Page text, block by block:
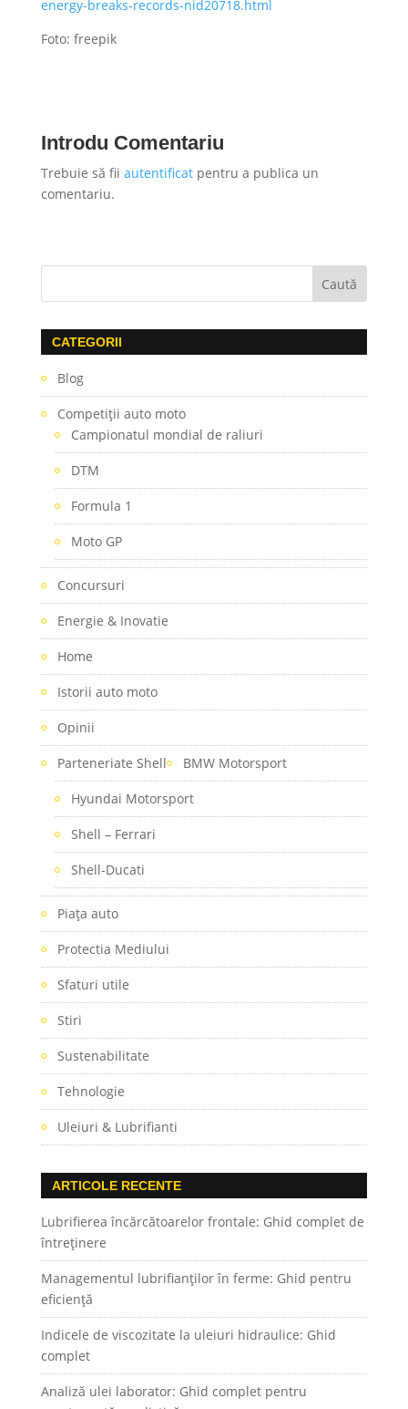
energy-breaks-records-nid20718.html
Foto: freepik
Introdu Comentariu
Trebuie să fii autentificatpentru a publica un
comentariu.
CATEGORII
Blog
Competiţii auto moto
Campionatul mondial de raliuri
DTM
Formula 1
Moto GP
Concursuri
Energie & Inovatie
Home
Istorii auto moto
Opinii
Parteneriate Shell BMW Motorsport
Hyundai Motorsport
Shell – Ferrari
Shell-Ducati
Piaţa auto
Protectia Mediului
Sfaturi utile
Stiri
Sustenabilitate
Tehnologie
Uleiuri & Lubrifianti
ARTICOLE RECENTE
Lubrifierea încărcătoarelor frontale: Ghid complet de
întreținere
Managementul lubrifianților în ferme: Ghid pentru
eficiență
Indicele de viscozitate la uleiuri hidraulice: Ghid
complet
Analiză ulei laborator: Ghid complet pentru